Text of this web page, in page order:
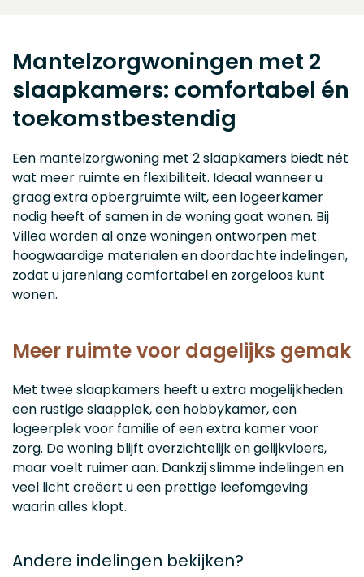
Mantelzorgwoningen met 2
slaapkamers: comfortabel én
toekomstbestendig
Een mantelzorgwoning met 2 slaapkamers biedt nét
wat meer ruimte en flexibiliteit. Ideaal wanneer u
graag extra opbergruimte wilt, een logeerkamer
nodig heeft of samen in de woning gaat wonen. Bij
Villea worden al onze woningen ontworpen met
hoogwaardige materialen en doordachte indelingen,
zodat u jarenlang comfortabel en zorgeloos kunt
wonen.
Meer ruimte voor dagelijks gemak
Met twee slaapkamers heeft u extra mogelijkheden:
een rustige slaapplek, een hobbykamer, een
logeerplek voor familie of een extra kamer voor
zorg. De woning blijft overzichtelijk en gelijkvloers,
maar voelt ruimer aan. Dankzij slimme indelingen en
veel licht creëert u een prettige leefomgeving
waarin alles klopt.
Andere indelingen bekijken?